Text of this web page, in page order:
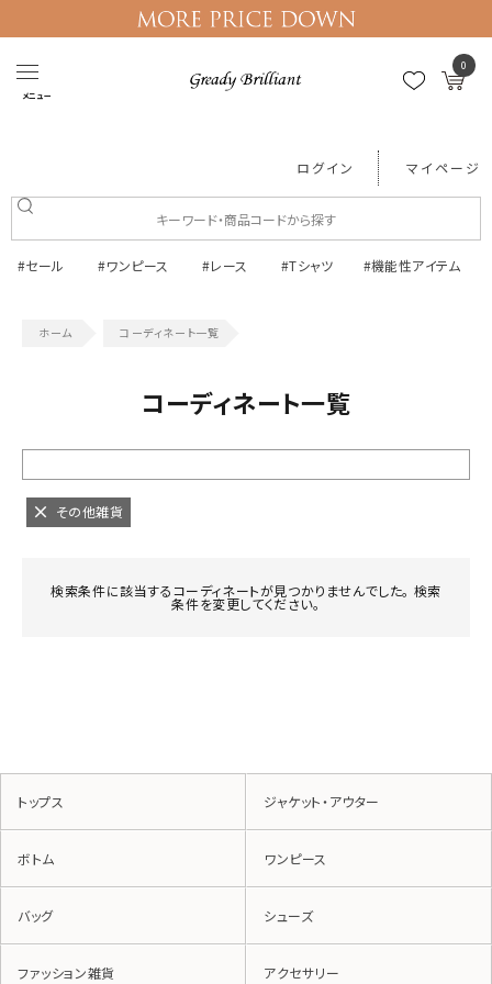
メニュー
0
ログイン マイページ
#セール #ワンピース #レース #Tシャツ #機能性アイテム
コーディネート一覧
コーディネート一覧
その他雑貨
検索条件に該当するコーディネートが見つかりませんでした。 検索
条件を変更してください。
トップス ジャケット・アウター
ボトム ワンピース
バッグ シューズ
ファッション雑貨 アクセサリー